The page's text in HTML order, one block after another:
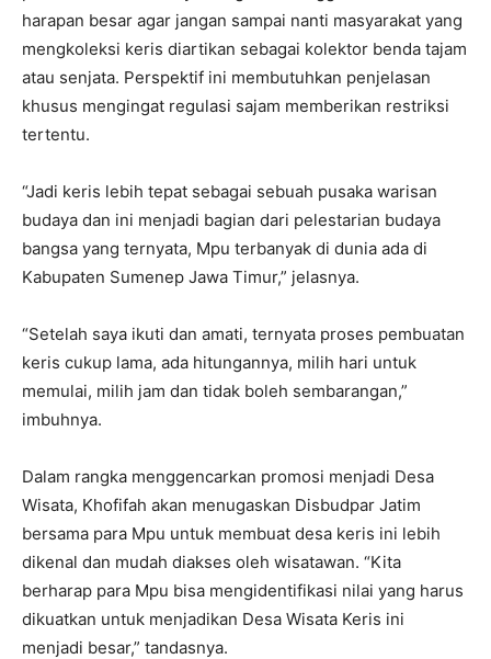
harapan besar agar jangan sampai nanti masyarakat yang
mengkoleksi keris diartikan sebagai kolektor benda tajam
atau senjata. Perspektif ini membutuhkan penjelasan
khusus mengingat regulasi sajam memberikan restriksi
tertentu.
“Jadi keris lebih tepat sebagai sebuah pusaka warisan
budaya dan ini menjadi bagian dari pelestarian budaya
bangsa yang ternyata, Mpu terbanyak di dunia ada di
Kabupaten Sumenep Jawa Timur,” jelasnya.
“Setelah saya ikuti dan amati, ternyata proses pembuatan
keris cukup lama, ada hitungannya, milih hari untuk
memulai, milih jam dan tidak boleh sembarangan,”
imbuhnya.
Dalam rangka menggencarkan promosi menjadi Desa
Wisata, Khofifah akan menugaskan Disbudpar Jatim
bersama para Mpu untuk membuat desa keris ini lebih
dikenal dan mudah diakses oleh wisatawan. “Kita
berharap para Mpu bisa mengidentifikasi nilai yang harus
dikuatkan untuk menjadikan Desa Wisata Keris ini
menjadi besar,” tandasnya.